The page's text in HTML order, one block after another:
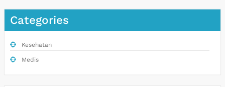
Categories
Kesehatan
Medis